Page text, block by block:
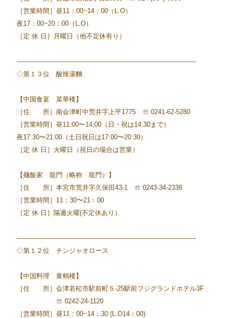
［営業時間］昼11：00~14：00（L.O）
夜17：00~20：00（L.O）
［定 休 日］月曜日（他不定休有り）
-----------------------------------------------------------------------------------------
◇第１３位 酸辣湯麵
【中国食宴 菜華楼】
［住 所］南会津町中荒井字上平1775 ☏ 0241-62-5280
［営業時間］昼11:00〜14:00（日・祝は14:30まで）
夜17:30〜21:00（土日祝日は17:00〜20:30）
［定 休 日］火曜日（祝日の場合は営業）
【麺飯家 龍門（略称 龍門）】
［住 所］本宮市荒井字久保田43-1 ☏ 0243-34-2338
［営業時間］11：30〜21：00
［定 休 日］隔週火曜(不定休あり）
-----------------------------------------------------------------------------------------
◇第１２位 チンジャオロース
【中国料理 黄鶴楼】
［住 所］会津若松市駅前町５-25駅前フジグランドホテル3F
☏ 0242-24-1120
［営業時間］昼11：00~14：30 (L.O14：00)